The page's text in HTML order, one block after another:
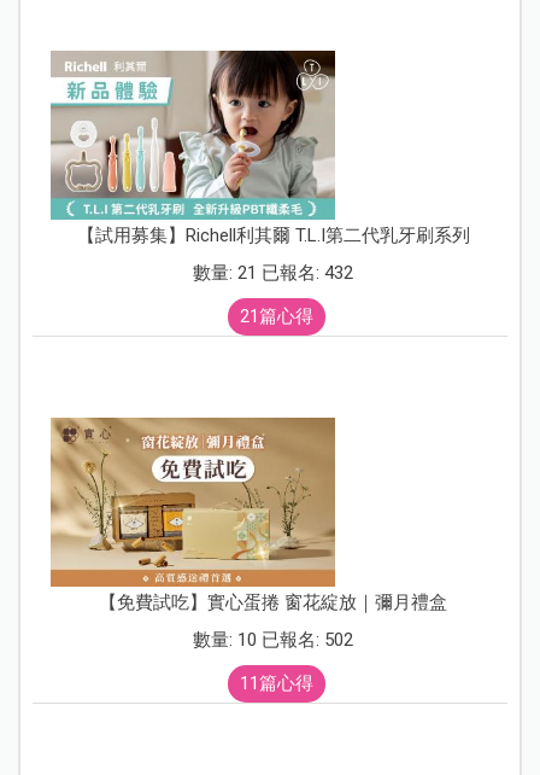
【試用募集】Richell利其爾 T.L.I第二代乳牙刷系列
數量: 21 已報名: 432
21篇心得
【免費試吃】實心蛋捲 窗花綻放｜彌月禮盒
數量: 10 已報名: 502
11篇心得